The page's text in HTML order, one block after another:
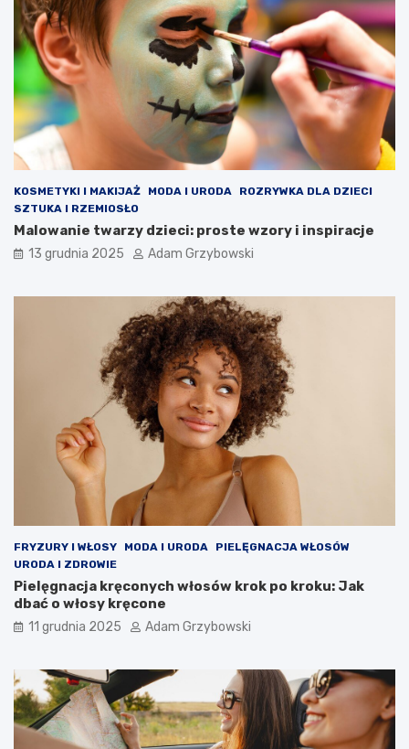
KOSMETYKI I MAKIJAŻ MODA I URODA
ROZRYWKA DLA DZIECI
SZTUKA I RZEMIOSŁO
Malowanie twarzy dzieci: proste wzory i inspiracje
13 grudnia 2025 Adam Grzybowski
FRYZURY I WŁOSY MODA I URODA
PIELĘGNACJA WŁOSÓW
URODA I ZDROWIE
Pielęgnacja kręconych włosów krok po kroku: Jak
dbać o włosy kręcone
11 grudnia 2025 Adam Grzybowski